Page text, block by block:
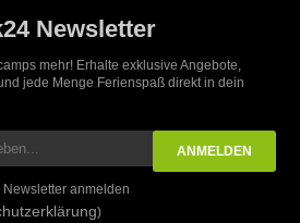
Newsletter
mehr! Erhalte exklusive Angebote,
jede Menge Ferienspaß direkt in dein
anmelden
)